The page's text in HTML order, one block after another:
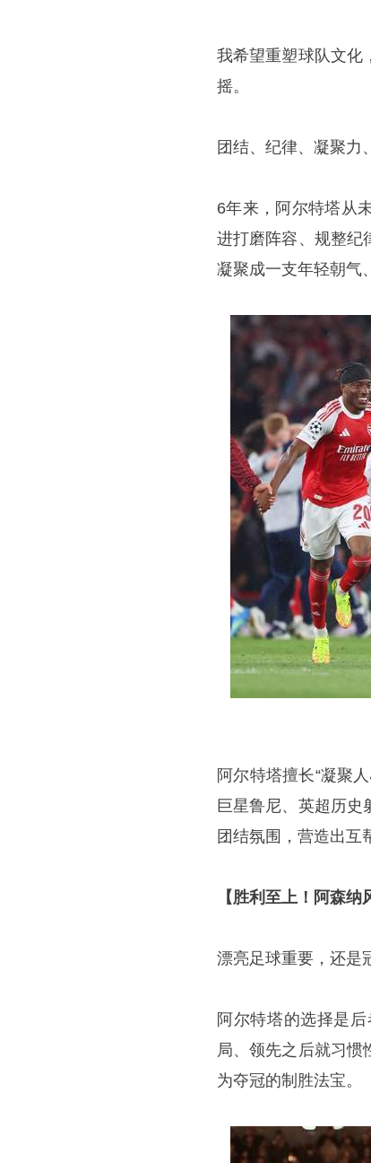
我希望重塑球队文化
摇。
团结、纪律、凝聚
6年来，阿尔特塔从
进打磨阵容、规整纪
凝聚成一支年轻朝气
阿尔特塔擅长“凝聚
巨星鲁尼、英超历
团结氛围，营造出互
【胜利至上！阿森纳
漂亮足球重要，还是
阿尔特塔的选择是
局、领先之后就习惯
为夺冠的制胜法宝。